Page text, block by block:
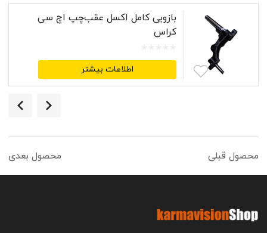
بازویی کامل اکسل عقب‌چپ اچ سی
کراس
اطلاعات بیشتر
محصول قبلی محصول بعدی